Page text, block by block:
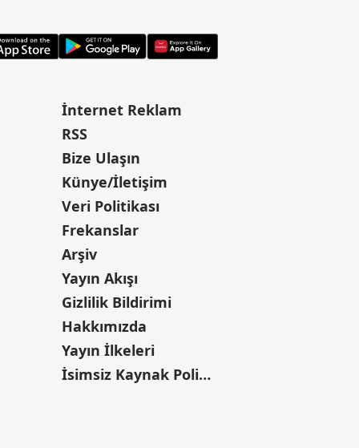
İnternet Reklam
RSS
Bize Ulaşın
Künye/İletişim
Veri Politikası
Frekanslar
Arşiv
Yayın Akışı
Gizlilik Bildirimi
Hakkımızda
Yayın İlkeleri
İsimsiz Kaynak Politikası